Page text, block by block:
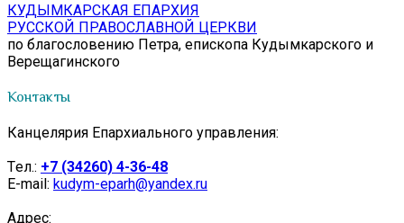
КУДЫМКАРСКАЯ ЕПАРХИЯ
РУССКОЙ ПРАВОСЛАВНОЙ ЦЕРКВИ
по благословению Петра, епископа Кудымкарского и
Верещагинского
Контакты
Канцелярия Епархиального управления:
Tел.: +7 (34260) 4-36-48
E-mail: kudym-eparh@yandex.ru
Адрес: